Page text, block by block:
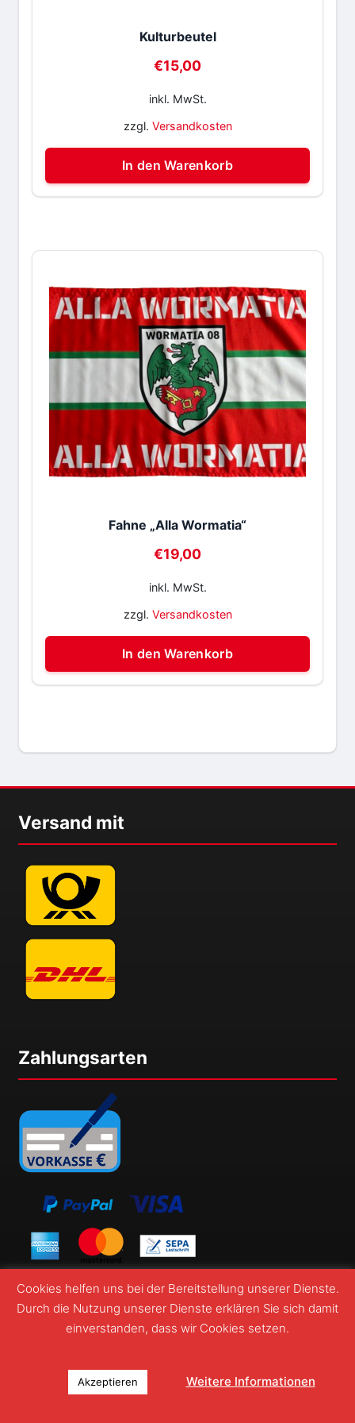
Kulturbeutel
€15,00
inkl. MwSt.
zzgl. Versandkosten
In den Warenkorb
Fahne „Alla Wormatia“
€19,00
inkl. MwSt.
zzgl. Versandkosten
In den Warenkorb
Versand mit
Zahlungsarten
Cookies helfen uns bei der Bereitstellung unserer Dienste.
Durch die Nutzung unserer Dienste erklären Sie sich damit
einverstanden, dass wir Cookies setzen.
Akzeptieren Weitere Informationen